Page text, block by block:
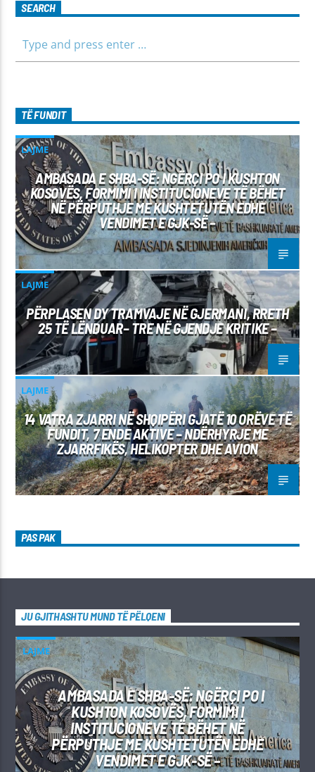
SEARCH
TË FUNDIT
LAJME
AMBASADA E SHBA-SË: NGËRÇI PO I KUSHTON
KOSOVËS, FORMIMI I INSTITUCIONEVE TË BËHET
NË PËRPUTHJE ME KUSHTETUTËN EDHE
VENDIMET E GJK-SË –
LAJME
PËRPLASEN DY TRAMVAJE NË GJERMANI, RRETH
25 TË LËNDUAR– TRE NË GJENDJE KRITIKE –
LAJME
14 VATRA ZJARRI NË SHQIPËRI GJATË 10 ORËVE TË
FUNDIT, 7 ENDE AKTIVE – NDËRHYRJE ME
ZJARRFIKËS, HELIKOPTER DHE AVION
PAS PAK
JU GJITHASHTU MUND TË PËLQENI
LAJME
AMBASADA E SHBA-SË: NGËRÇI PO I
KUSHTON KOSOVËS, FORMIMI I
INSTITUCIONEVE TË BËHET NË
PËRPUTHJE ME KUSHTETUTËN EDHE
VENDIMET E GJK-SË –